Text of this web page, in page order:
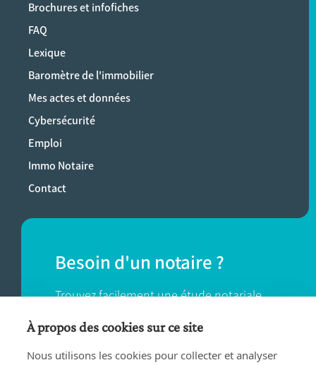
Brochures et infofiches
FAQ
Lexique
Baromètre de l'immobilier
Mes actes et données
Cybersécurité
Emploi
Immo Notaire
Contact
Besoin d'un notaire ?
Trouvez facilement une étude notariale
près de chez vous.
TROUVER UN NOTAIRE
À propos des cookies sur ce site
Nous utilisons les cookies pour collecter et analyser